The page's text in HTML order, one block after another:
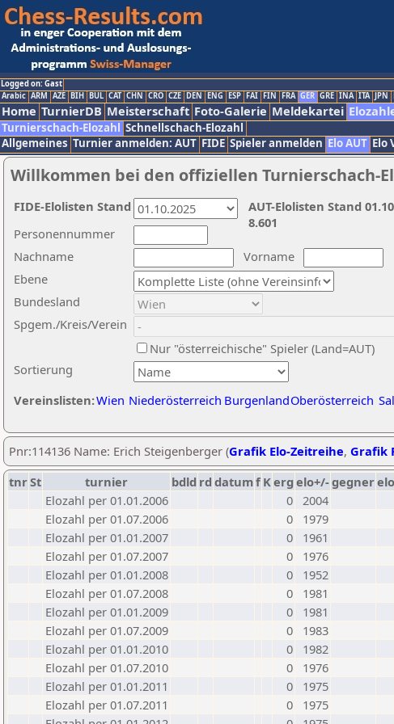
Logged on: Gast
Arabic ARM AZE BIH BUL CAT CHN CRO CZE DEN ENG ESP FAI FIN FRA GER GRE INA ITA JPN
Home TurnierDB Meisterschaft Foto-Galerie Meldekartei
Turnierschach-Elozahl Schnellschach-Elozahl
Allgemeines Turnier anmelden: AUT FIDE Spieler anmelden Elo AUT Elo
Willkommen bei den offiziellen Turnierschach-
Nachname
Vorname
Ebene
Sortierung
Personennummer
Bundesland
Spgem./Kreis/Verein
Nur "österreichische" Spieler (Land=AUT)
Vereinslisten:Wien Niederösterreich BurgenlandOberösterreich
AUT-Elolisten Stand
8.601
FIDE-Elolisten Stand
Pnr:114136 Name: Erich Steigenberger (Grafik Elo-Zeitreihe, Grafik
tnrSt turnier bdld rd datumf Kerg elo+/-gegnerelo
Elozahl per 01.01.2006
0 2004
Elozahl per 01.07.2006
0
1979
Elozahl per 01.01.2007
0
1961
Elozahl per 01.07.2007
0
1976
Elozahl per 01.01.2008
0
1952
Elozahl per 01.07.2008
0
1981
Elozahl per 01.01.2009
0
1981
Elozahl per 01.07.2009
0
1983
Elozahl per 01.01.2010
0
1982
Elozahl per 01.07.2010
0
1976
Elozahl per 01.01.2011
0
1975
Elozahl per 01.07.2011
0
1975